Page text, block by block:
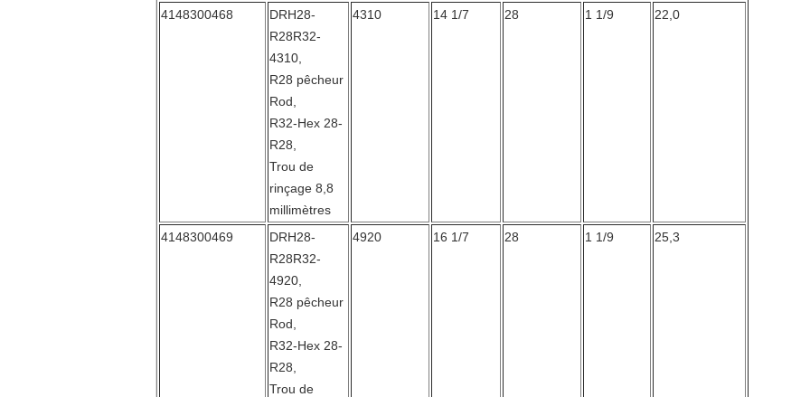
4148300468
DRH28-
R28R32-
4310,
R28 pêcheur
Rod,
R32-Hex 28-
R28,
Trou de
rinçage 8,8
millimètres
4310 14 1/7 28 1 1/9 22,0
4148300469
DRH28-
R28R32-
4920,
R28 pêcheur
Rod,
R32-Hex 28-
R28,
Trou de
4920 16 1/7 28 1 1/9 25,3